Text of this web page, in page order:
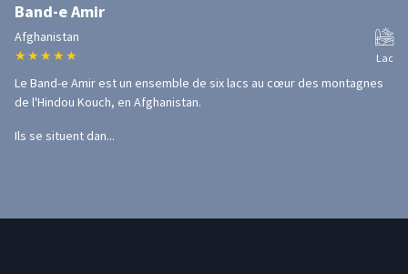
Band-e Amir
Afghanistan
★ ★ ★ ★ ★ Lac
Le Band-e Amir est un ensemble de six lacs au cœur des montagnes
de l'Hindou Kouch, en Afghanistan.
Ils se situent dan...